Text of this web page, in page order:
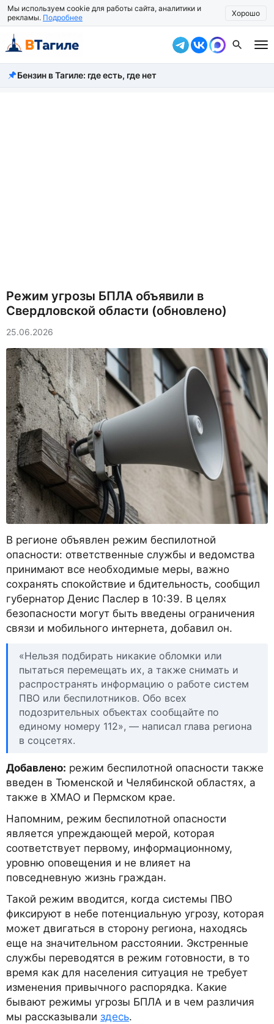
Мы используем cookie для работы сайта, аналитики и
рекламы. Подробнее Хорошо
Все новости
Бензин в Тагиле: где есть, где нет
Режим угрозы БПЛА объявили в
Свердловской области (обновлено)
25.06.2026
В регионе объявлен режим беспилотной
опасности: ответственные службы и ведомства
принимают все необходимые меры, важно
сохранять спокойствие и бдительность, сообщил
губернатор Денис Паслер в 10:39. В целях
безопасности могут быть введены ограничения
связи и мобильного интернета, добавил он.
«Нельзя подбирать никакие обломки или
пытаться перемещать их, а также снимать и
распространять информацию о работе систем
ПВО или беспилотников. Обо всех
подозрительных объектах сообщайте по
единому номеру 112», — написал глава региона
в соцсетях.
Добавлено: режим беспилотной опасности также
введен в Тюменской и Челябинской областях, а
также в ХМАО и Пермском крае.
Напомним, режим беспилотной опасности
является упреждающей мерой, которая
соответствует первому, информационному,
уровню оповещения и не влияет на
повседневную жизнь граждан.
Такой режим вводится, когда системы ПВО
фиксируют в небе потенциальную угрозу, которая
может двигаться в сторону региона, находясь
еще на значительном расстоянии. Экстренные
службы переводятся в режим готовности, в то
время как для населения ситуация не требует
изменения привычного распорядка. Какие
бывают режимы угрозы БПЛА и в чем различия
мы рассказывали здесь.